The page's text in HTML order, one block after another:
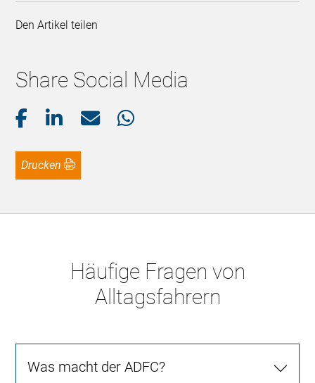
Den Artikel teilen
Share Social Media
Drucken
Häufige Fragen von
Alltagsfahrern
Was macht der ADFC?